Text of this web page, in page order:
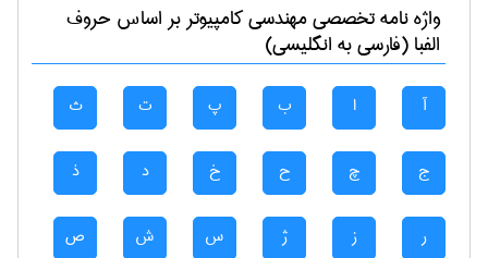
واژه نامه تخصصیمهندسی كامپيوتربر اساس حروف
الفبا (فارسی به انگلیسی)
آ ا ب پ ت ث
ج چ ح خ د ذ
ر ز ژ س ش ص